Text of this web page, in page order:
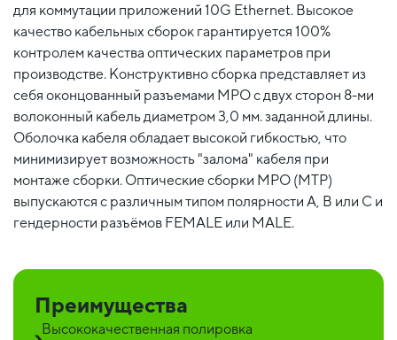
для коммутации приложений 10G Ethernet. Высокое
качество кабельных сборок гарантируется 100%
контролем качества оптических параметров при
производстве. Конструктивно сборка представляет из
себя оконцованный разъемами MPO c двух сторон 8-ми
волоконный кабель диаметром 3,0 мм. заданной длины.
Оболочка кабеля обладает высокой гибкостью, что
минимизирует возможность "залома" кабеля при
монтаже сборки. Оптические сборки MPO (MTP)
выпускаются с различным типом полярности А, В или С и
гендерности разъёмов FEMALE или MALE.
Преимущества
Высококачественная полировка